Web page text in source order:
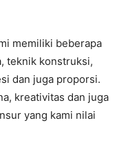
memiliki beberapa
teknik konstruksi,
dan juga proporsi.
kreativitas dan juga
yang kami nilai